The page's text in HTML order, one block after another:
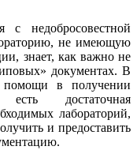
недобросовестной
не имеющую
знает, как важно не
документах. В
помощи в получении
есть достаточная
лабораторий,
и предоставить